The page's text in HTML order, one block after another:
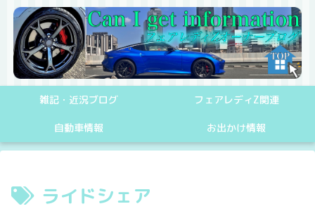
雑記・近況ブログ フェアレディZ関連
自動車情報 お出かけ情報
ライドシェア